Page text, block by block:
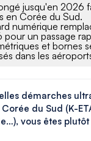
jusqu'en 2026
en Corée du Sud.
numérique
un passage
et bornes
dans les
démarches
du Sud (K-
vous êtes